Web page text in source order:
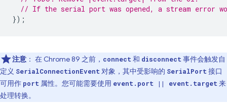
// If the serial port was opened, a stream error
});
注意 ： 在 Chrome 89 之前， connect 和 disconnect 事件会触发自
定义 SerialConnectionEvent 对象，其中受影响的 SerialPort 接口
可用作 port 属性。您可能需要使用 event.port || event.target 来
处理转换。